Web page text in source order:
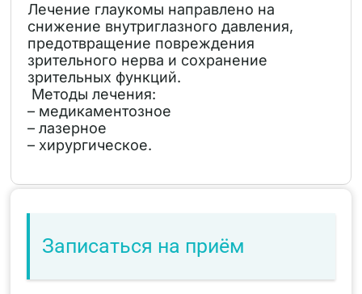
Лечение глаукомы направлено на
снижение внутриглазного давления,
предотвращение повреждения
зрительного нерва и сохранение
зрительных функций.
Методы лечения:
– медикаментозное
– лазерное
– хирургическое.
Записаться на приём